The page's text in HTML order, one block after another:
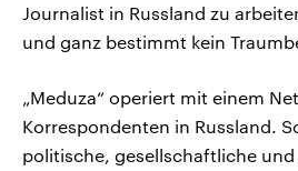
Journalist in Russland zu
und ganz bestimmt kein
„Meduza“ operiert mit einem
Korrespondenten in Russland.
politische, gesellschaftliche